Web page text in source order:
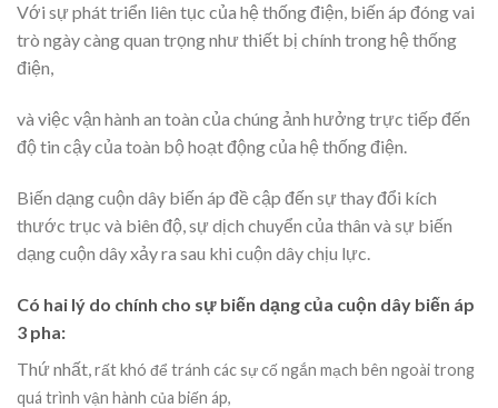
Với sự phát triển liên tục của hệ thống điện, biến áp đóng vai
trò ngày càng quan trọng như thiết bị chính trong hệ thống
điện,
và việc vận hành an toàn của chúng ảnh hưởng trực tiếp đến
độ tin cậy của toàn bộ hoạt động của hệ thống điện.
Biến dạng cuộn dây biến áp đề cập đến sự thay đổi kích
thước trục và biên độ, sự dịch chuyển của thân và sự biến
dạng cuộn dây xảy ra sau khi cuộn dây chịu lực.
Có hai lý do chính cho sự biến dạng của cuộn dây biến áp
3 pha:
Thứ nhất,rất khó để tránh các sự cố ngắn mạch bên ngoài trong
quá trình vận hành của biến áp,